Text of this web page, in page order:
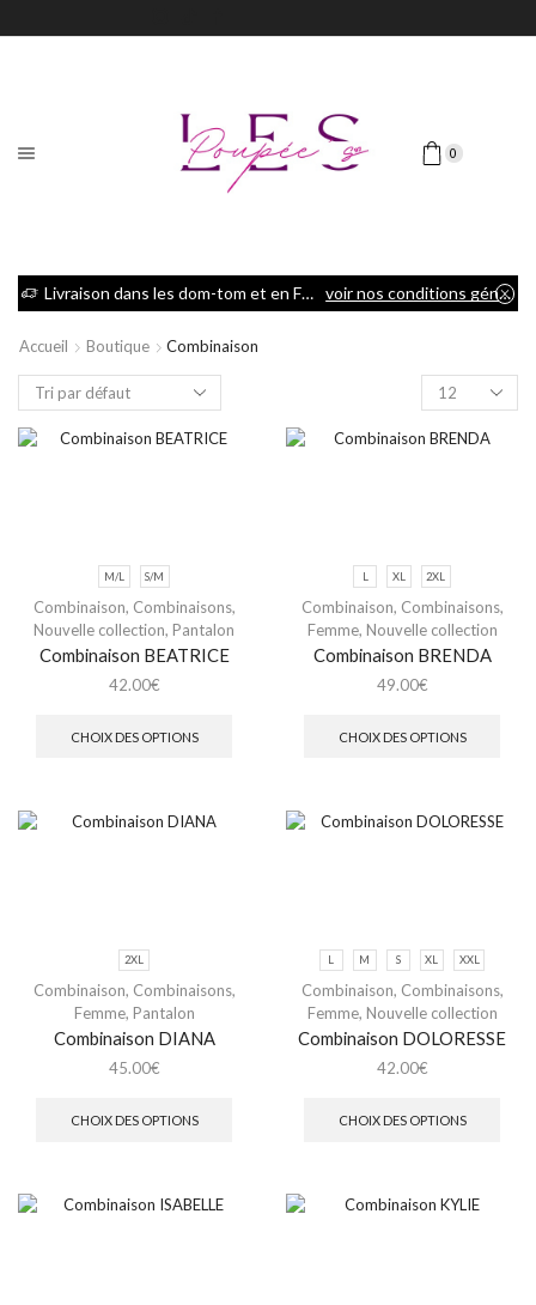
0
Livraison dans les dom-tom et en France métropolitaine voir nos conditions générales de vente
Accueil Boutique Combinaison
M/L S/M
Combinaison, Combinaisons,
Nouvelle collection, Pantalon
Combinaison BEATRICE
42.00€
CHOIX DES OPTIONS
L XL 2XL
Combinaison, Combinaisons,
Femme, Nouvelle collection
Combinaison BRENDA
49.00€
CHOIX DES OPTIONS
2XL
Combinaison, Combinaisons,
Femme, Pantalon
Combinaison DIANA
45.00€
CHOIX DES OPTIONS
L M S XL XXL
Combinaison, Combinaisons,
Femme, Nouvelle collection
Combinaison DOLORESSE
42.00€
CHOIX DES OPTIONS